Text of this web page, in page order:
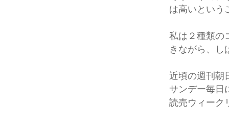
は高いという
私は２種類の
きながら、し
近頃の週刊朝
サンデー毎日
読売ウィーク